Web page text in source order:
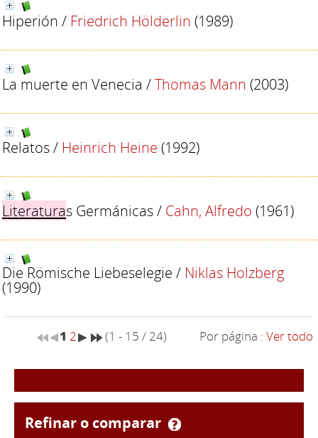
Hiperión / Friedrich Hölderlin (1989)
La muerte en Venecia /Thomas Mann (2003)
Relatos/ Heinrich Heine (1992)
Literaturas Germánicas/ Cahn, Alfredo (1961)
Die Römische Liebeselegie / Niklas Holzberg
(1990)
1 2 (1 - 15 / 24) Por página :Ver todo
refinar o comparar